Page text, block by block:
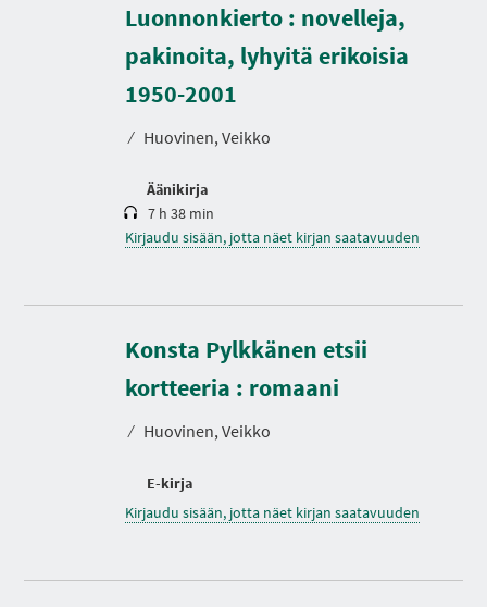
Luonnonkierto : novelleja,
pakinoita, lyhyitä erikoisia
1950-2001
⁄ Huovinen, Veikko
Äänikirja
K
e
s
t
7 h 38 min
Kirjaudu sisään, jotta näet kirjan saatavuuden
Konsta Pylkkänen etsii
kortteeria : romaani
⁄ Huovinen, Veikko
E-kirja
Kirjaudu sisään, jotta näet kirjan saatavuuden